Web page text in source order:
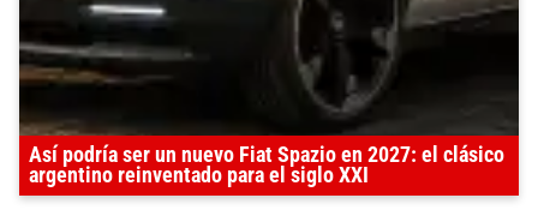
Así podría ser un nuevo Fiat Spazio en 2027: el clásico
argentino reinventado para el siglo XXI